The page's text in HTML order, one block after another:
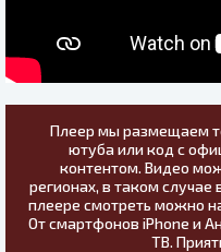
Плеер мы размещаем
ютуба или код с
контентом. Видео
регионах, в таком
плеере смотреть можно
От смартфонов iPhone и
ТВ.